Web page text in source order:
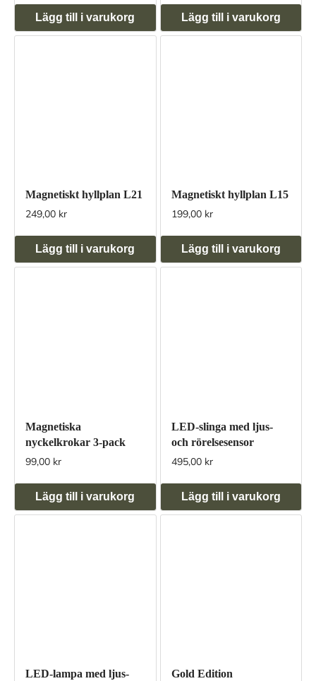
Lägg till i varukorg Lägg till i varukorg
Magnetiskt hyllplan L21
249,00 kr
Lägg till i varukorg
Magnetiskt hyllplan L15
199,00 kr
Lägg till i varukorg
Magnetiska
nyckelkrokar 3-pack
99,00 kr
Lägg till i varukorg
LED-slinga med ljus-
och rörelsesensor
495,00 kr
Lägg till i varukorg
LED-lampa med ljus-
Gold Edition